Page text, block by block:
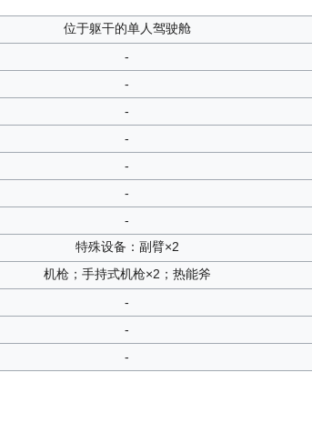
位于躯干的单人驾驶舱
-
-
-
-
-
-
-
特殊设备：副臂×2
机枪；手持式机枪×2；热能斧
-
-
-